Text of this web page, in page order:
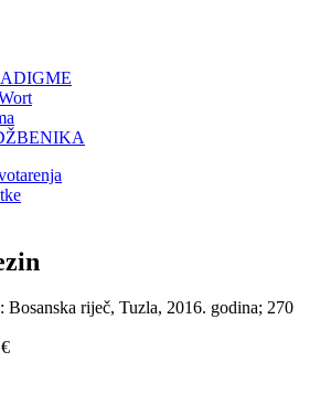
riječ, Tuzla, 2016. godina; 270